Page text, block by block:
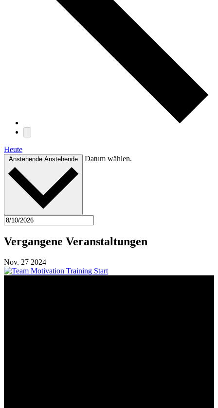
Heute
Anstehende Anstehende Datum wählen.
Vergangene Veranstaltungen
Nov. 27 2024